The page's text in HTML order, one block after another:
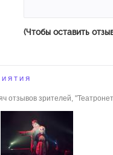
(Чтобы оставить
отзывов зрителей,